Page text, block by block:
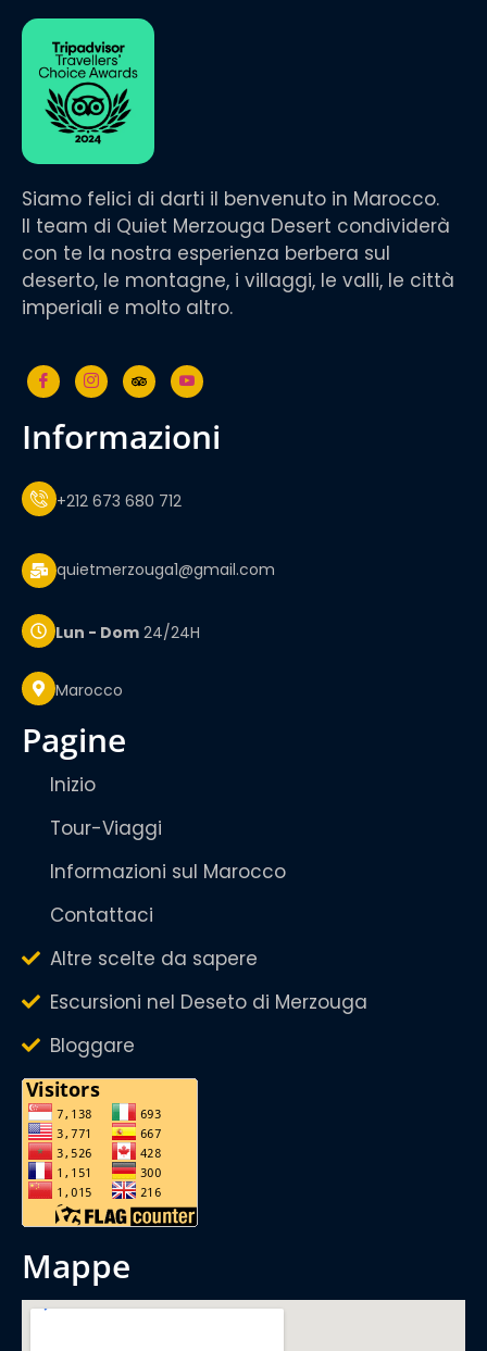
Siamo felici di darti il benvenuto in Marocco.
Il team di Quiet Merzouga Desert condividerà
con te la nostra esperienza berbera sul
deserto, le montagne, i villaggi, le valli, le città
imperiali e molto altro.
informazioni
+212 673 680 712
quietmerzouga1@gmail.com
Lun - Dom 24/24H
Marocco
pagine
Inizio
Tour-Viaggi
Informazioni sul Marocco
Contattaci
Altre scelte da sapere
Escursioni nel Deseto di Merzouga
Bloggare
mappe